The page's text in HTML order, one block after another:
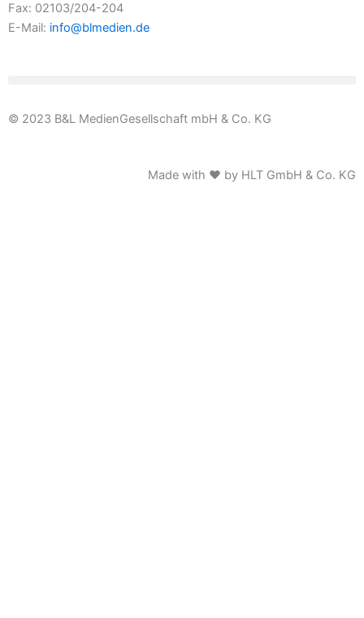
Fax: 02103/204-204
E-Mail: info@blmedien.de
© 2023 B&L MedienGesellschaft mbH & Co. KG
Made with ♥ by HLT GmbH & Co. KG